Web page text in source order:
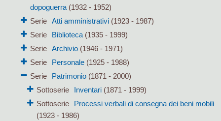
dopoguerra(1932 - 1952)
Serie Atti amministrativi(1923 - 1987)
Serie
Biblioteca(1935 - 1999)
Serie Archivio(1946 - 1971)
Serie
Personale(1925 - 1988)
Serie
Patrimonio(1871 - 2000)
Sottoserie
Inventari (1871 - 1999)
Sottoserie
Processi verbali di consegna dei beni mobili
(1923 - 1986)